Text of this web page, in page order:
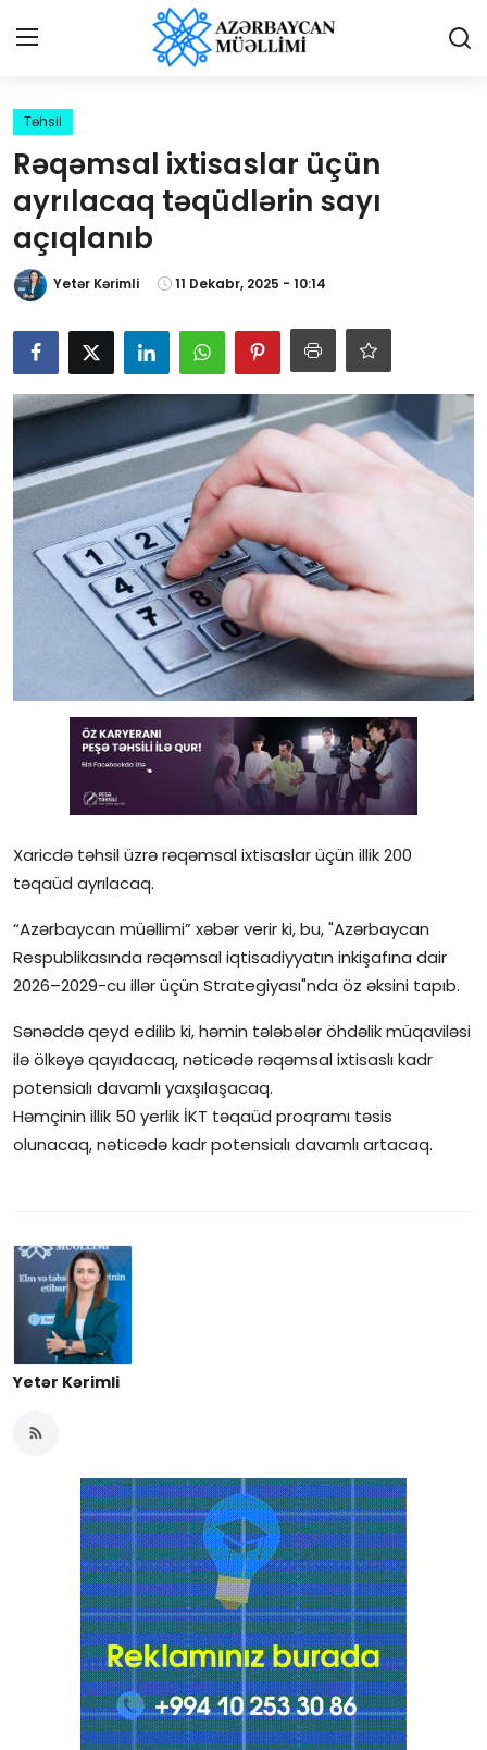
Qəzetə elan ver
Əlaqə
Haqqımızda
Reklam və elan
Biz kimik?
Bütün xəbərlər
Gündəlik
Rəsmi
Təhsil
Reportaj
Pedaqogika
Qəzetin PDF arxivi
Dünya
Təhsil
Rəqəmsal ixtisaslar üçün
ayrılacaq təqüdlərin sayı
açıqlanıb
Yetər Kərimli 11 Dekabr, 2025 - 10:14
Xaricdə təhsil üzrə rəqəmsal ixtisaslar üçün illik 200
təqaüd ayrılacaq.
“Azərbaycan müəllimi” xəbər verir ki, bu, "Azərbaycan
Respublikasında rəqəmsal iqtisadiyyatın inkişafına dair
2026–2029-cu illər üçün Strategiyası"nda öz əksini tapıb.
Sənəddə qeyd edilib ki, həmin tələbələr öhdəlik müqaviləsi
ilə ölkəyə qayıdacaq, nəticədə rəqəmsal ixtisaslı kadr
potensialı davamlı yaxşılaşacaq.
Həmçinin illik 50 yerlik İKT təqaüd proqramı təsis
olunacaq, nəticədə kadr potensialı davamlı artacaq.
Yetər Kərimli